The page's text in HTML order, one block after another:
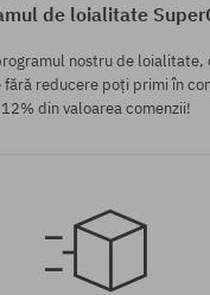
Mărimi
de loialitate
nostru de
reducere poți primi în
12% din valoarea comenzii!